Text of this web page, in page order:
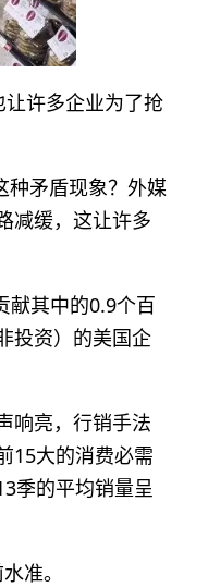
许多企业为了抢
种矛盾现象？外媒
减缓，这让许多
献其中的0.9个百
投资）的美国企
响亮，行销手法
15大的消费必需
季的平均销量呈
准。